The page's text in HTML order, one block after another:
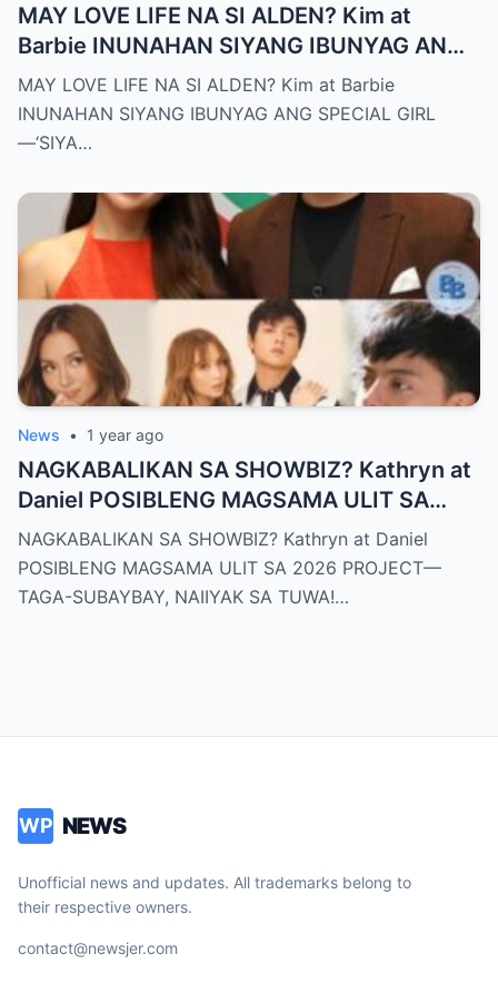
MAY LOVE LIFE NA SI ALDEN? Kim at
Barbie INUNAHAN SIYANG IBUNYAG ANG
SPECIAL GIRL—‘SIYA ANG TUNAY NA
INIINGATAN NIYA!’
MAY LOVE LIFE NA SI ALDEN? Kim at Barbie
INUNAHAN SIYANG IBUNYAG ANG SPECIAL GIRL
—‘SIYA…
News • 1 year ago
NAGKABALIKAN SA SHOWBIZ? Kathryn at
Daniel POSIBLENG MAGSAMA ULIT SA
2026 PROJECT—TAGA-SUBAYBAY,
NAIIYAK SA TUWA!
NAGKABALIKAN SA SHOWBIZ? Kathryn at Daniel
POSIBLENG MAGSAMA ULIT SA 2026 PROJECT—
TAGA-SUBAYBAY, NAIIYAK SA TUWA!…
WP NEWS
Unofficial news and updates. All trademarks belong to
their respective owners.
contact@newsjer.com